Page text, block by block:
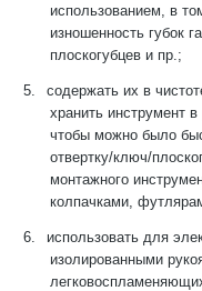
использованием, в
изношенность губок
плоскогубцев и пр.;
5.
содержать их в
хранить инструмент
чтобы можно было
отвертку/ключ/
монтажного
колпачками,
6.
использовать для
изолированными